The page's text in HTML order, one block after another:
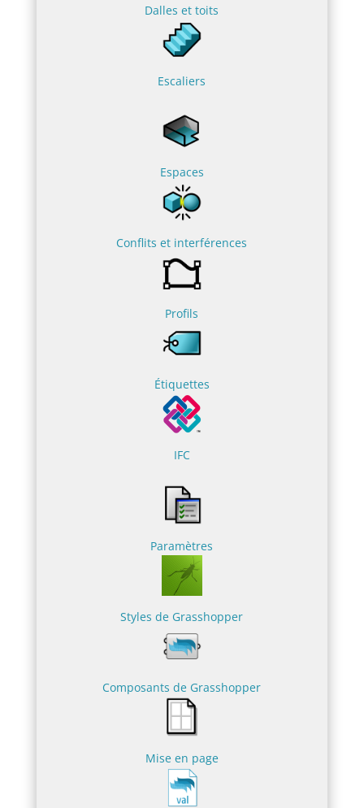
Dalles et toits
Escaliers
Espaces
Conflits et interférences
Profils
Étiquettes
IFC
Paramètres
Styles de Grasshopper
Composants de Grasshopper
Mise en page